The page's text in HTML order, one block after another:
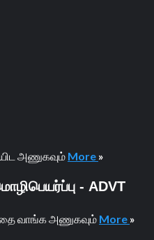
அணுகவும் More »
- ADVT
வாங்க அணுகவும் More »